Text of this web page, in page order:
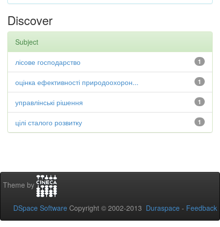
Discover
Subject
1
лісове господарство
1
оцінка ефективності природоохорон...
1
управлінські рішення
1
цілі сталого розвитку
Theme by
DSpace Software Copyright © 2002-2013 Duraspace - Feedback